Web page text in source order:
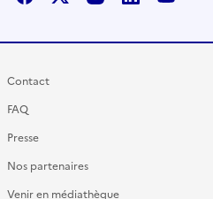
Contact
FAQ
Presse
Nos partenaires
Venir en médiathèque